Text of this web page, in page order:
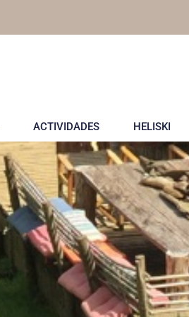
ACTIVIDADES HELISKI